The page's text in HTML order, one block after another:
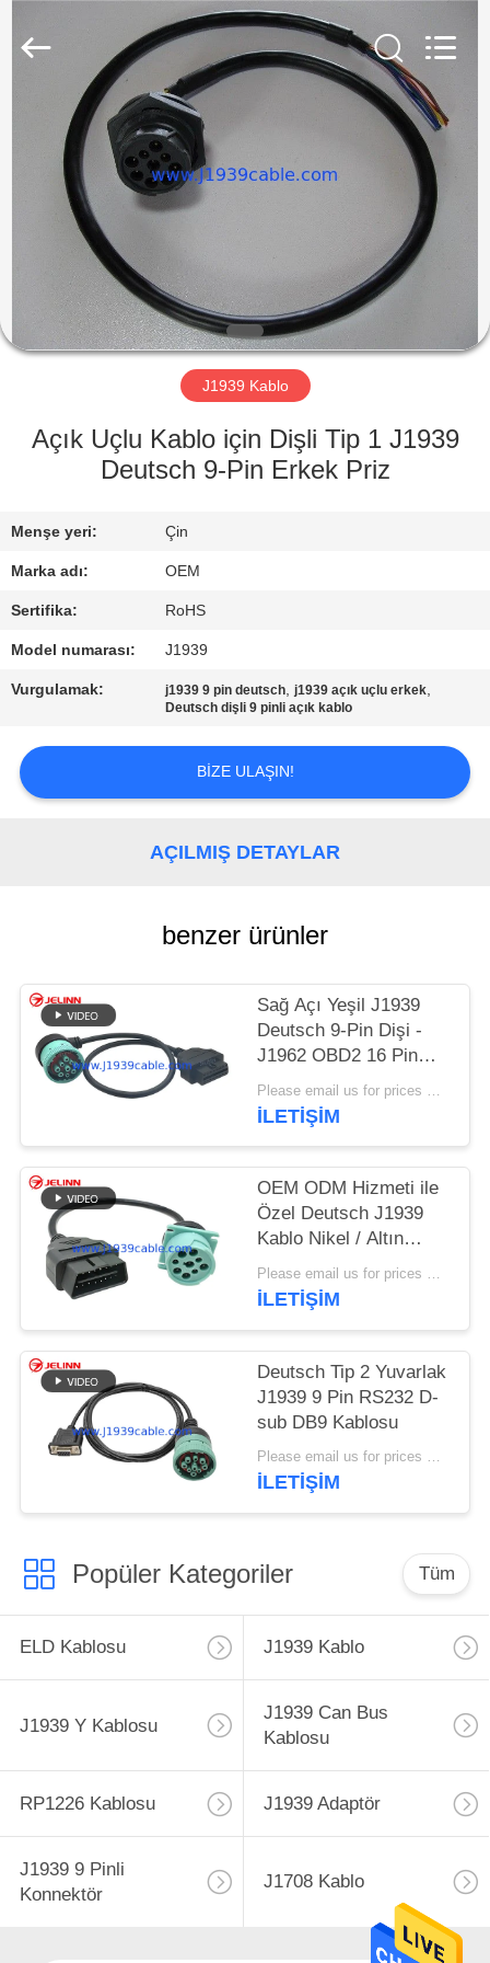
ÜRÜN:%
HAKKIMIZDA
FABRIKA
KALITE
BIZIMLE
ILETIŞIME
GEÇIN
BIR
TEKLIF
ISTEĞI
POLICY
Rights
Reserved.
J1939 Kablo
Açık Uçlu Kablo için Dişli Tip 1 J1939
Deutsch 9-Pin Erkek Priz
Menşe yeri: Çin
Marka adı: OEM
Sertifika: RoHS
Model numarası: J1939
Vurgulamak: j1939 9 pin deutsch,j1939 açık uçlu erkek,
Deutsch dişli 9 pinli açık kablo
BIZE ULAŞIN!
AÇILMIŞ DETAYLAR
benzer ürünler
Sağ Açı Yeşil J1939
Deutsch 9-Pin Dişi -
J1962 OBD2 16 Pin
Dişi Kablo
Please email us for prices MOQ:100'lü
İLETIŞIM
OEM ODM Hizmeti ile
Özel Deutsch J1939
Kablo Nikel / Altın
Kaplama
Please email us for prices MOQ:100'lü
İLETIŞIM
Deutsch Tip 2 Yuvarlak
J1939 9 Pin RS232 D-
sub DB9 Kablosu
Please email us for prices MOQ:100 PCS
İLETIŞIM
Popüler Kategoriler Tüm
ELD Kablosu J1939 Kablo
J1939 Y Kablosu
J1939 Can Bus
Kablosu
RP1226 Kablosu J1939 Adaptör
J1939 9 Pinli
Konnektör
J1708 Kablo